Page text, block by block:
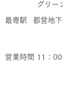
グリー
​最寄駅 都営地
営業時間 11：00